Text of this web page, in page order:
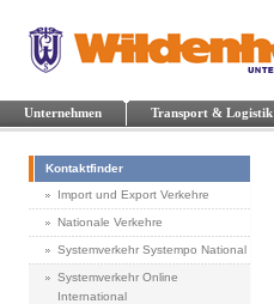
Unternehmen Transport & Logistik
Kontaktfinder
Import und Export Verkehre
Nationale Verkehre
Systemverkehr Systempo National
Systemverkehr Online
International